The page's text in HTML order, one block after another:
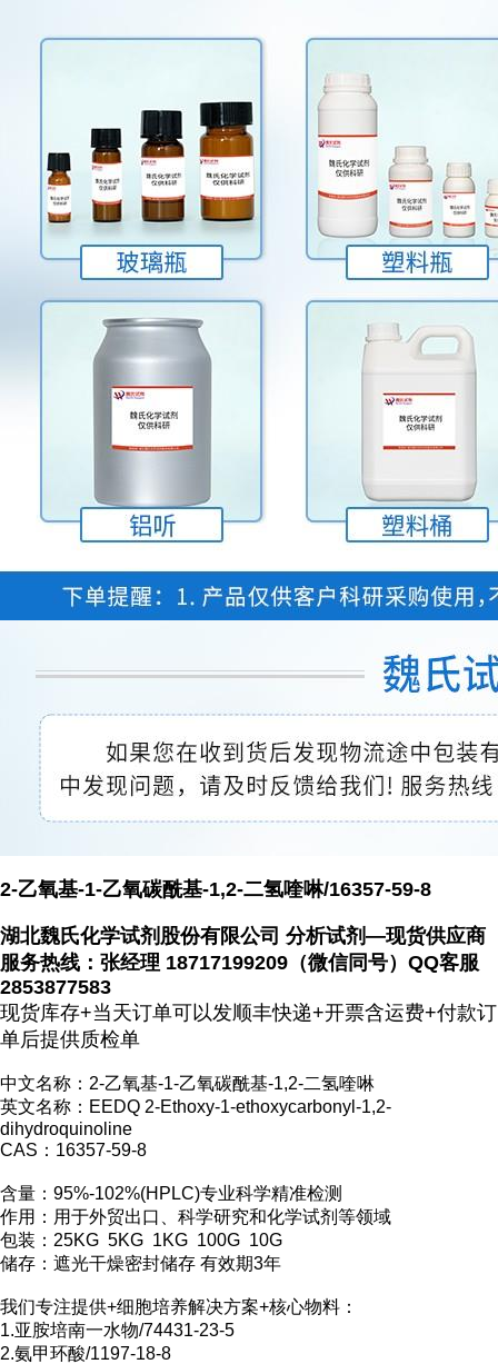
2-乙氧基-1-乙氧碳酰基-1,2-二氢喹啉/16357-59-8
湖北魏氏化学试剂股份有限公司 分析试剂—现货供应商
服务热线：张经理 18717199209（微信同号）QQ客服
2853877583
现货库存+当天订单可以发顺丰快递+开票含运费+付款订
单后提供质检单
中文名称：2-乙氧基-1-乙氧碳酰基-1,2-二氢喹啉
英文名称：EEDQ 2-Ethoxy-1-ethoxycarbonyl-1,2-
dihydroquinoline
CAS：16357-59-8
含量：95%-102%(HPLC)专业科学精准检测
作用：用于外贸出口、科学研究和化学试剂等领域
包装：25KG 5KG 1KG 100G 10G
储存：遮光干燥密封储存 有效期3年
我们专注提供+细胞培养解决方案+核心物料：
1.亚胺培南一水物/74431-23-5
2.氨甲环酸/1197-18-8